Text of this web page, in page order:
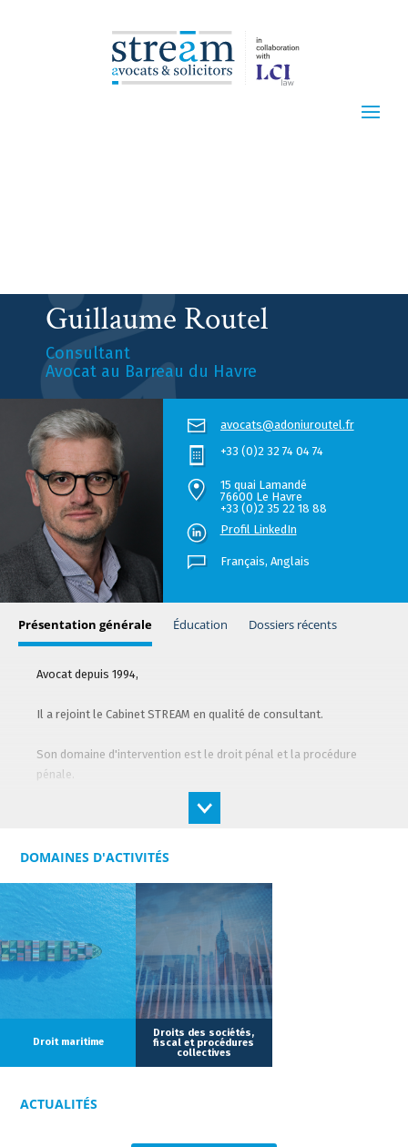
Guillaume Routel
Consultant
Avocat au Barreau du Havre
Présentation générale Éducation Dossiers récents
Avocat depuis 1994,
Il a rejoint le Cabinet STREAM en qualité de consultant.
Son domaine d'intervention est le droit pénal et la procédure
pénale.
Ces matières, qu'il pratique depuis 26 ans, l'ont amené à
juridictions pénales partout en France (tribunaux
mais aussi devant les instances disciplinaires.
Il conseille et assiste à tous les stades de la procédure
(enquête, instruction, procès...) toutes celles et tous ceux dont
la responsabilité pénale est recherchée ou susceptible de
l'être, du chef d'entreprise au particulier, mais aussi celles et
ceux qui ont été victimes d'une infraction.
Il intervient ainsi dans des domaines très variés, du droit pénal
financières, droit de la responsabilité médicale, infractions au
avocats@adoniuroutel.fr
+33 (0)2 32 74 04 74
15 quai Lamandé
76600 Le Havre
+33 (0)2 35 22 18 88
Profil LinkedIn
Français, Anglais
DOMAINES D'ACTIVITÉS
Droit maritime
Droits des sociétés,
fiscal et procédures
collectives
ACTUALITÉS